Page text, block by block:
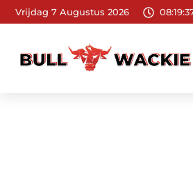
Vrijdag 7 Augustus 2026